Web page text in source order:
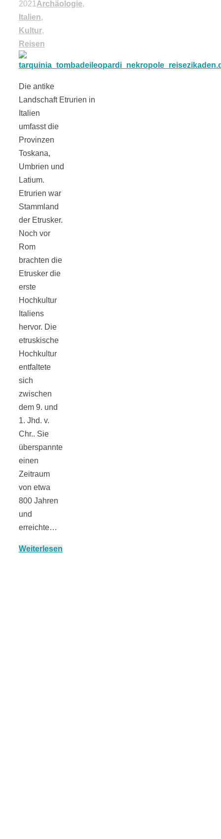
2021Archäologie,
Italien,
Kultur,
Reisen
Die antike
Landschaft Etrurien in
Italien
umfasst die
Provinzen
Toskana,
Umbrien und
Latium.
Etrurien war
Stammland
der Etrusker.
Noch vor
Rom
brachten die
Etrusker die
erste
Hochkultur
Italiens
hervor. Die
etruskische
Hochkultur
entfaltete
sich
zwischen
dem 9. und
1. Jhd. v.
Chr.. Sie
überspannte
einen
Zeitraum
von etwa
800 Jahren
und
erreichte…
Weiterlesen
Kotopoulo